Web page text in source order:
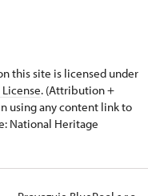
this site is licensed under
. (Attribution +
using any content link to
National Heritage